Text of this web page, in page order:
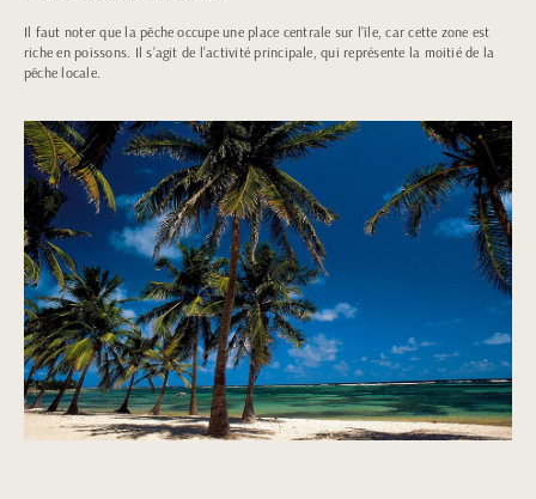
Il faut noter que la pêche occupe une place centrale sur l’île, car cette zone est
riche en poissons. Il s’agit de l’activité principale, qui représente la moitié de la
pêche locale.